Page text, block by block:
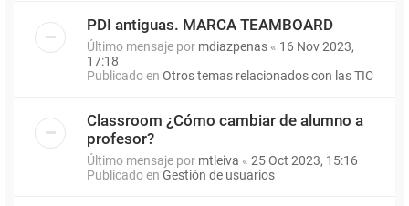
PDI antiguas. MARCA TEAMBOARD
Último mensaje por mdiazpenas « 16 Nov 2023,
17:18
Publicado en Otros temas relacionados con las TIC
Classroom ¿Cómo cambiar de alumno a
profesor?
Último mensaje por mtleiva « 25 Oct 2023, 15:16
Publicado en Gestión de usuarios